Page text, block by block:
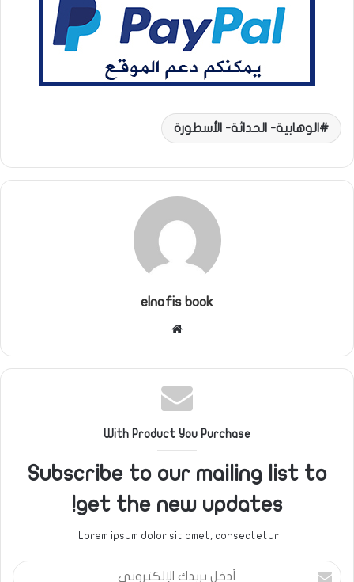
الوهابية- الحداثة- الأسطورة
elnafis book
With Product You Purchase
Subscribe to our mailing list to
get the new updates!
Lorem ipsum dolor sit amet, consectetur.
أدخل